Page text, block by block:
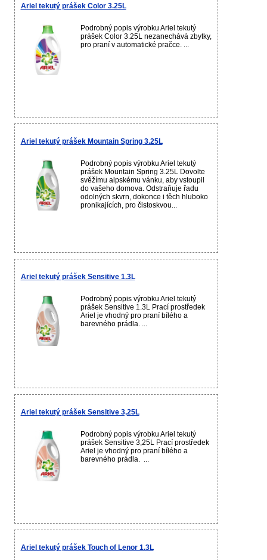
Ariel tekutý prášek Color 3.25L
Podrobný popis výrobku Ariel tekutý
prášek Color 3.25L nezanechává zbytky,
pro praní v automatické pračce. ...
Ariel tekutý prášek Mountain Spring 3.25L
Podrobný popis výrobku Ariel tekutý
prášek Mountain Spring 3.25L Dovolte
svěžímu alpskému vánku, aby vstoupil
do vašeho domova. Odstraňuje řadu
odolných skvrn, dokonce i těch hluboko
pronikajících, pro čistoskvou...
Ariel tekutý prášek Sensitive 1.3L
Podrobný popis výrobku Ariel tekutý
prášek Sensitive 1.3L Prací prostředek
Ariel je vhodný pro praní bílého a
barevného prádla. ...
Ariel tekutý prášek Sensitive 3,25L
Podrobný popis výrobku Ariel tekutý
prášek Sensitive 3,25L Prací prostředek
Ariel je vhodný pro praní bílého a
barevného prádla. ...
Ariel tekutý prášek Touch of Lenor 1.3L